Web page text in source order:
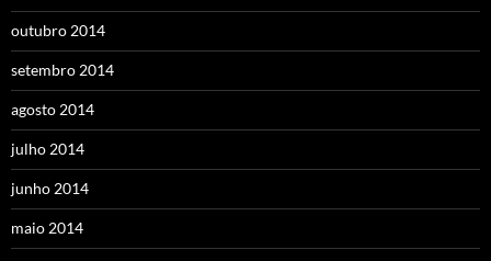
outubro 2014
setembro 2014
agosto 2014
julho 2014
junho 2014
maio 2014